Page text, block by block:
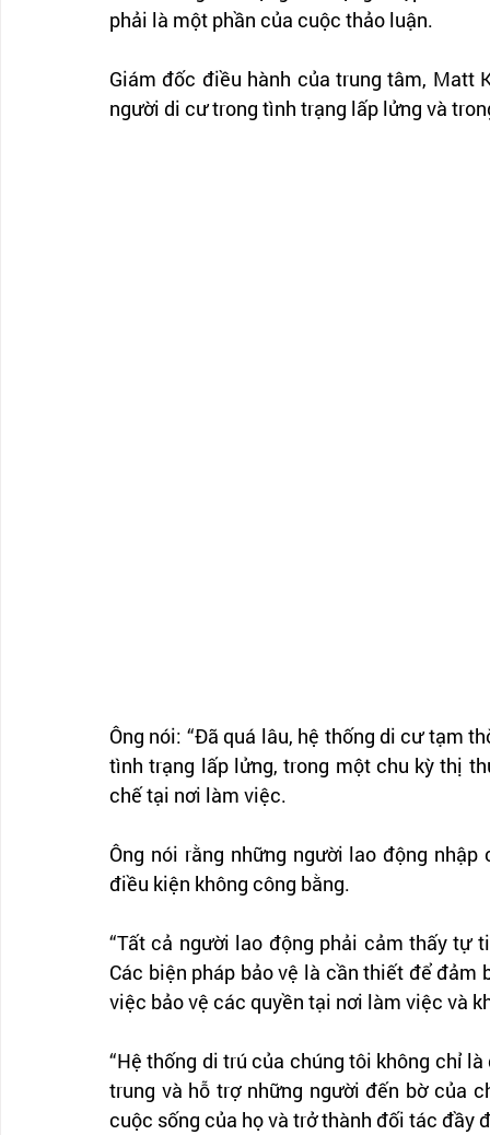
phải là một phần của cuộc thảo luận.
Giám đốc điều hành của trung tâm,
người di cư trong tình trạng lấp lửng và
Ông nói: “Đã quá lâu, hệ thống di cư tạm
tình trạng lấp lửng, trong một chu kỳ thị
chế tại nơi làm việc.
Ông nói rằng những người lao động
điều kiện không công bằng.
“Tất cả người lao động phải cảm thấy tự
Các biện pháp bảo vệ là cần thiết để
việc bảo vệ các quyền tại nơi làm việc và
“Hệ thống di trú của chúng tôi không chỉ
trung và hỗ trợ những người đến bờ của
cuộc sống của họ và trở thành đối tác đầy